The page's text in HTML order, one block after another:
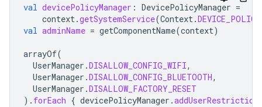
val devicePolicyManager : DevicePolicyManager =
context.getSystemService(Context.
val adminName = getComponentName(context)
arrayOf(
UserManager .DISALLOW_CONFIG_WIFI,
UserManager .DISALLOW_CONFIG_BLUETOOTH,
UserManager .DISALLOW_FACTORY_RESET
). forEach { devicePolicyManager .addUserRestriction